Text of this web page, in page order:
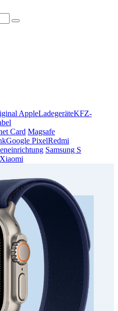
AppleLadegeräteKFZ-
Card Magsafe
Google PixelRedmi
Samsung S
Xiaomi